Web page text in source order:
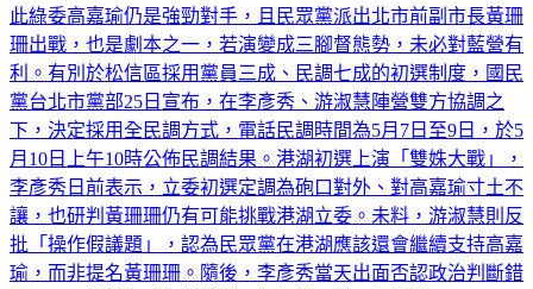
此綠委高嘉瑜仍是強勁對手，且民眾黨派出北市前副市長黃珊
珊出戰，也是劇本之一，若演變成三腳督態勢，未必對藍營有
利。有別於松信區採用黨員三成、民調七成的初選制度，國民
黨台北市黨部25日宣布，在李彥秀、游淑慧陣營雙方協調之
下，決定採用全民調方式，電話民調時間為5月7日至9日，於5
月10日上午10時公佈民調結果。港湖初選上演「雙姝大戰」，
李彥秀日前表示，立委初選定調為砲口對外、對高嘉瑜寸土不
讓，也研判黃珊珊仍有可能挑戰港湖立委。未料，游淑慧則反
批「操作假議題」，認為民眾黨在港湖應該還會繼續支持高嘉
瑜，而非提名黃珊珊。隨後，李彥秀當天出面否認政治判斷錯